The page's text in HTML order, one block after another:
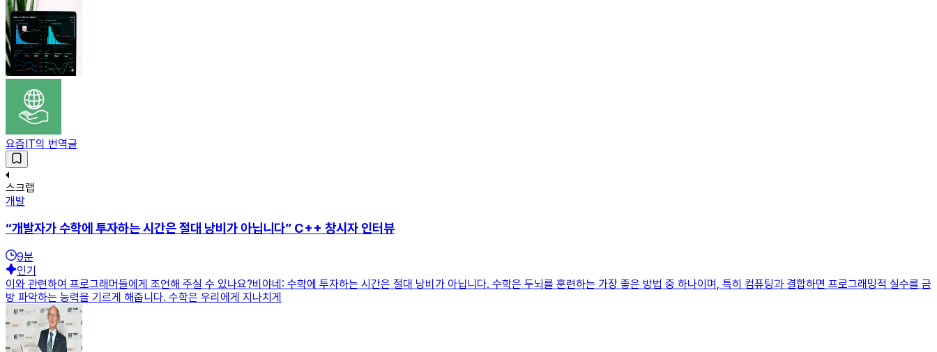
요즘IT의 번역글
스크랩
개발
“개발자가 수학에 투자하는 시간은 절대 낭비가 아닙니다” C++ 창시자 인터뷰
9분
인기
이와 관련하여 프로그래머들에게 조언해 주실 수 있나요?비야네: 수학에 투자하는 시간은 절대 낭비가 아닙니다. 수학은 두뇌를 훈련하는 가장 좋은 방법 중 하나이며, 특히 컴퓨팅과 결합하면 프로그래밍적 실수를 금
방 파악하는 능력을 기르게 해줍니다. 수학은 우리에게 지나치게